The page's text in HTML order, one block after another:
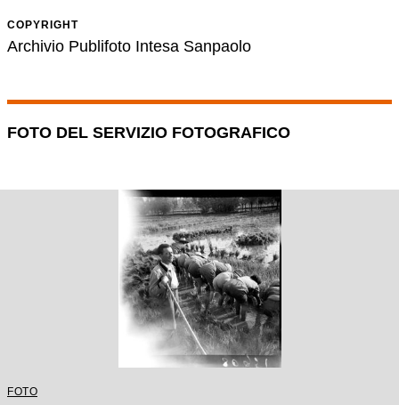
COPYRIGHT
Archivio Publifoto Intesa Sanpaolo
FOTO DEL SERVIZIO FOTOGRAFICO
FOTO